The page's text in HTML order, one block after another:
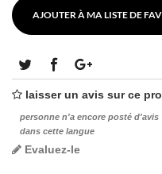
AJOUTER À MA LISTE DE
laisser un avis sur ce
personne n'a encore posté d'avis
dans cette langue
Evaluez-le